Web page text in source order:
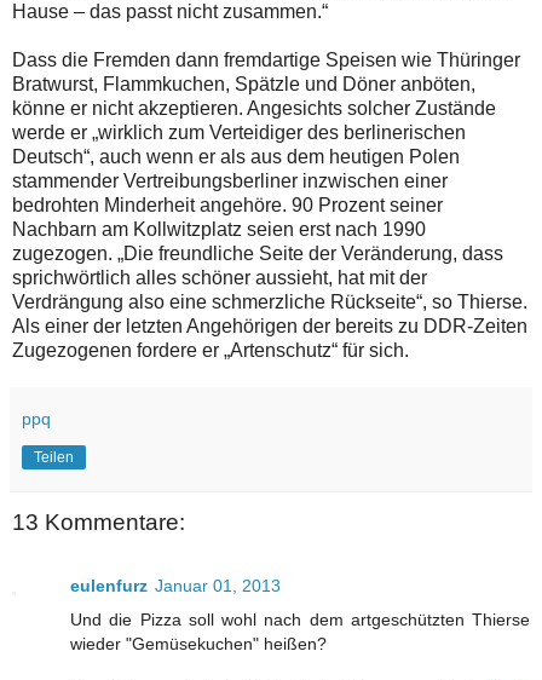
Hause – das passt nicht zusammen.“
Dass die Fremden dann fremdartige Speisen wie Thüringer
Bratwurst, Flammkuchen, Spätzle und Döner anböten,
könne er nicht akzeptieren. Angesichts solcher Zustände
werde er „wirklich zum Verteidiger des berlinerischen
Deutsch“, auch wenn er als aus dem heutigen Polen
stammender Vertreibungsberliner inzwischen einer
bedrohten Minderheit angehöre. 90 Prozent seiner
Nachbarn am Kollwitzplatz seien erst nach 1990
zugezogen. „Die freundliche Seite der Veränderung, dass
sprichwörtlich alles schöner aussieht, hat mit der
Verdrängung also eine schmerzliche Rückseite“, so Thierse.
Als einer der letzten Angehörigen der bereits zu DDR-Zeiten
Zugezogenen fordere er „Artenschutz“ für sich.
ppq
Teilen
13 Kommentare:
eulenfurz Januar 01, 2013
Und die Pizza soll wohl nach dem artgeschützten Thierse
wieder "Gemüsekuchen" heißen?